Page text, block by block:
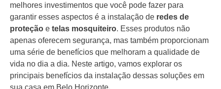
melhores investimentos que você pode fazer para
garantir esses aspectos é a instalação de redes de
proteção e telas mosquiteiro. Esses produtos não
apenas oferecem segurança, mas também proporcionam
uma série de benefícios que melhoram a qualidade de
vida no dia a dia. Neste artigo, vamos explorar os
principais benefícios da instalação dessas soluções em
sua casa em Belo Horizonte.